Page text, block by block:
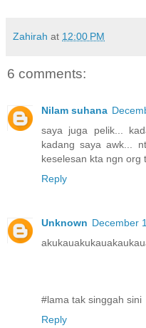
Zahirah at 12:00 PM
6 comments:
Nilam suhana
saya juga pelik...
kadang saya awk...
keselesan kta ngn org
Reply
Unknown December
#lama tak singgah sini
Reply